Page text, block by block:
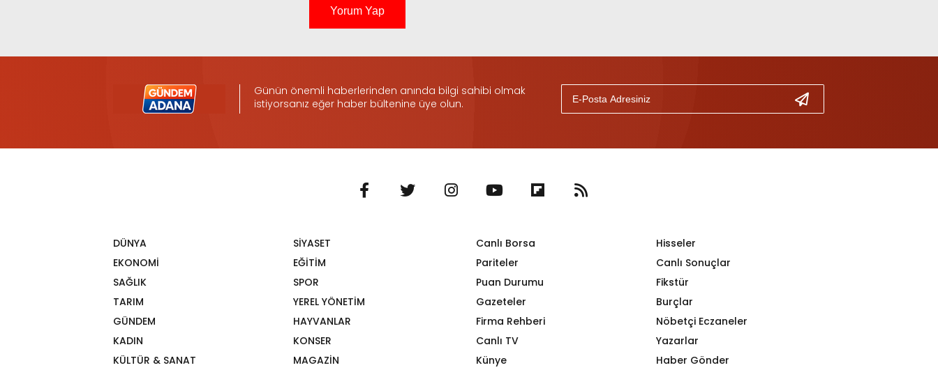
Yorum Yap
Günün önemli haberlerinden anında bilgi sahibi olmak
istiyorsanız eğer haber bültenine üye olun.
DÜNYA
SİYASET
EKONOMİ
EĞİTİM
SAĞLIK
SPOR
TARIM
YEREL YÖNETİM
GÜNDEM
HAYVANLAR
KADIN
KONSER
KÜLTÜR & SANAT
MAGAZİN
Canlı Borsa
Hisseler
Pariteler
Canlı Sonuçlar
Puan Durumu
Fikstür
Gazeteler
Burçlar
Firma Rehberi
Nöbetçi Eczaneler
Canlı TV
Yazarlar
Künye
Haber Gönder